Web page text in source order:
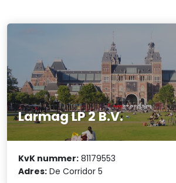
Larmag LP 2 B.V.
KvK nummer: 81179553
Adres: De Corridor 5